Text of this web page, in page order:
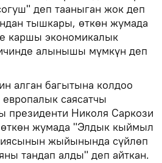
деп тааныган жок деп
тышкары, өткөн жумада
каршы экономикалык
алынышы мүмкүн деп
алган багытына колдоо
саясатчы
президенти Николя Саркози
өткөн жумада "Элдык кыймыл
жыйынында сүйлөп
тандап алды" деп айткан.